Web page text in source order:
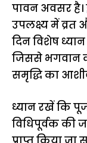
पावन अवसर
उपलक्ष्य में व्रत
दिन विशेष
जिससे भगवान
समृद्धि का
ध्यान रखें कि
विधिपूर्वक की